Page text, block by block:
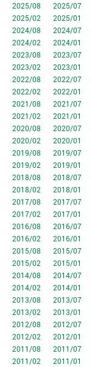
2025/08
2025/07
2025/02
2025/01
2024/08
2024/07
2024/02
2024/01
2023/08
2023/07
2023/02
2023/01
2022/08
2022/07
2022/02
2022/01
2021/08
2021/07
2021/02
2021/01
2020/08
2020/07
2020/02
2020/01
2019/08
2019/07
2019/02
2019/01
2018/08
2018/07
2018/02
2018/01
2017/08
2017/07
2017/02
2017/01
2016/08
2016/07
2016/02
2016/01
2015/08
2015/07
2015/02
2015/01
2014/08
2014/07
2014/02
2014/01
2013/08
2013/07
2013/02
2013/01
2012/08
2012/07
2012/02
2012/01
2011/08
2011/07
2011/02
2011/01